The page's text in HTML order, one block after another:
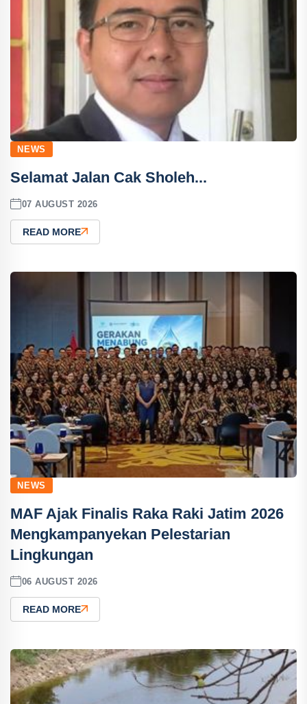
NEWS
Selamat Jalan Cak Sholeh...
07 AUGUST 2026
READ MORE
NEWS
MAF Ajak Finalis Raka Raki Jatim 2026
Mengkampanyekan Pelestarian
Lingkungan
06 AUGUST 2026
READ MORE